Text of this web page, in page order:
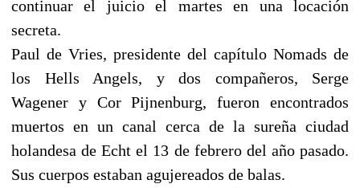
continuar el juicio el martes en una locación
secreta.
Paul de Vries, presidente del capítulo Nomads de
los Hells Angels, y dos compañeros, Serge
Wagener y Cor Pijnenburg, fueron encontrados
muertos en un canal cerca de la sureña ciudad
holandesa de Echt el 13 de febrero del año pasado.
Sus cuerpos estaban agujereados de balas.